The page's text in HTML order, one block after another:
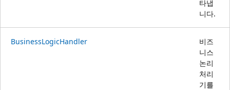
타냅
니다.
BusinessLogicHandler
비즈
니스
논리
처리
기를